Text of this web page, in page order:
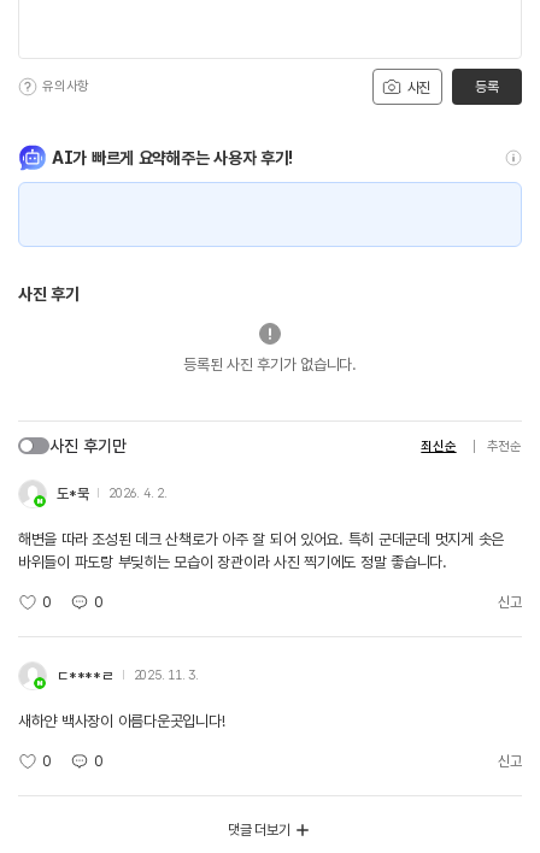
사진
유의사항 등록
AI가 빠르게 요약해주는 사용자 후기!
사진 후기
등록된 사진 후기가 없습니다.
사진 후기만 최신순 추천순
도*묵 2026. 4. 2.
해변을 따라 조성된 데크 산책로가 아주 잘 되어 있어요. 특히 군데군데 멋지게 솟은
바위들이 파도랑 부딪히는 모습이 장관이라 사진 찍기에도 정말 좋습니다.
0 0 신고
ㄷ****ㄹ 2025. 11. 3.
새하얀 백사장이 아름다운곳입니다!
0 0 신고
댓글 더보기